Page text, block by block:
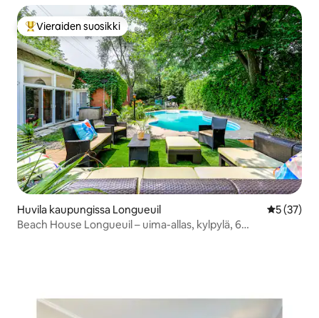
Vieraiden suosikkien parhaimmistoa
Vieraiden suosikki
Huvila kaupungissa Longueuil
5 (37)
Beach House Longueuil – uima-allas, kylpylä, 6